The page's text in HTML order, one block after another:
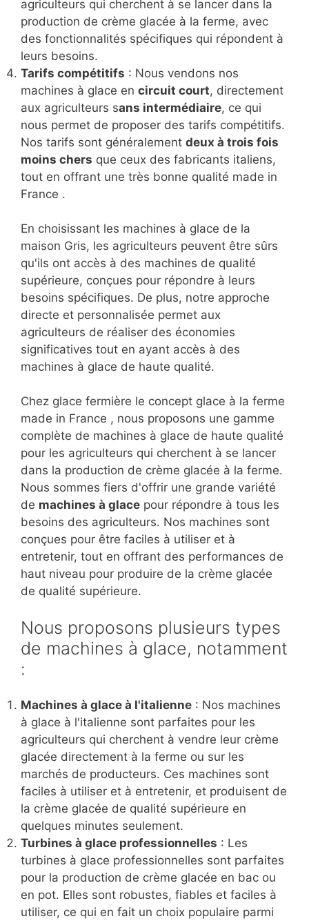
agriculteurs qui cherchent à se lancer dans la
production de crème glacée à la ferme, avec
des fonctionnalités spécifiques qui répondent à
leurs besoins.
Tarifs compétitifs : Nous vendons nos
machines à glace en circuit court, directement
aux agriculteurs sans intermédiaire, ce qui
nous permet de proposer des tarifs compétitifs.
Nos tarifs sont généralement deux à trois fois
moins chers que ceux des fabricants italiens,
tout en offrant une très bonne qualité made in
France .
En choisissant les machines à glace de la
maison Gris, les agriculteurs peuvent être sûrs
qu'ils ont accès à des machines de qualité
supérieure, conçues pour répondre à leurs
besoins spécifiques. De plus, notre approche
directe et personnalisée permet aux
agriculteurs de réaliser des économies
significatives tout en ayant accès à des
machines à glace de haute qualité.
Chez glace fermière le concept glace à la ferme
made in France , nous proposons une gamme
complète de machines à glace de haute qualité
pour les agriculteurs qui cherchent à se lancer
dans la production de crème glacée à la ferme.
Nous sommes fiers d'offrir une grande variété
de machines à glace pour répondre à tous les
besoins des agriculteurs. Nos machines sont
conçues pour être faciles à utiliser et à
entretenir, tout en offrant des performances de
haut niveau pour produire de la crème glacée
de qualité supérieure.
Nous proposons plusieurs types
de machines à glace, notamment
:
Machines à glace à l'italienne : Nos machines
à glace à l'italienne sont parfaites pour les
agriculteurs qui cherchent à vendre leur crème
glacée directement à la ferme ou sur les
marchés de producteurs. Ces machines sont
faciles à utiliser et à entretenir, et produisent de
la crème glacée de qualité supérieure en
quelques minutes seulement.
Turbines à glace professionnelles : Les
turbines à glace professionnelles sont parfaites
pour la production de crème glacée en bac ou
en pot. Elles sont robustes, fiables et faciles à
utiliser, ce qui en fait un choix populaire parmi